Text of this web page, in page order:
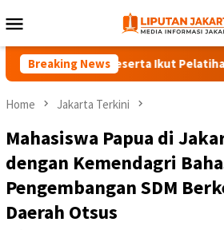
to
Menu
Breaking News
140 Peserta Ikut Pelatihan Kerja
Home Jakarta Terkini
Mahasiswa Papua di
dengan Kemendagri
Pengembangan SDM
Daerah Otsus